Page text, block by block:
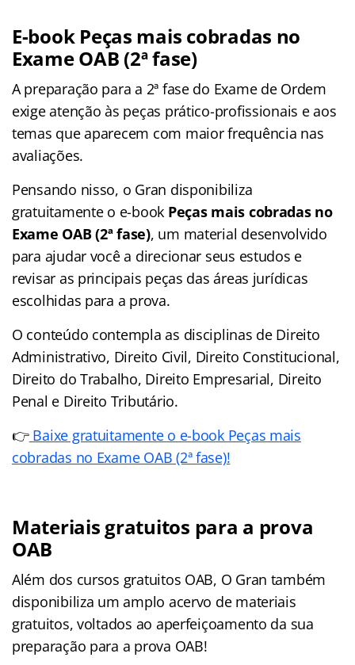
E-book Peças mais cobradas no
Exame OAB (2ª fase)
A preparação para a 2ª fase do Exame de Ordem
exige atenção às peças prático-profissionais e aos
temas que aparecem com maior frequência nas
avaliações.
Pensando nisso, o Gran disponibiliza
gratuitamente o e-book Peças mais cobradas no
Exame OAB (2ª fase), um material desenvolvido
para ajudar você a direcionar seus estudos e
revisar as principais peças das áreas jurídicas
escolhidas para a prova.
O conteúdo contempla as disciplinas de Direito
Administrativo, Direito Civil, Direito Constitucional,
Direito do Trabalho, Direito Empresarial, Direito
Penal e Direito Tributário.
👉Baixe gratuitamente o e-book Peças mais
cobradas no Exame OAB (2ª fase)!
Materiais gratuitos para a prova
OAB
Além dos cursos gratuitos OAB, O Gran também
disponibiliza um amplo acervo de materiais
gratuitos, voltados ao aperfeiçoamento da sua
preparação para a prova OAB!